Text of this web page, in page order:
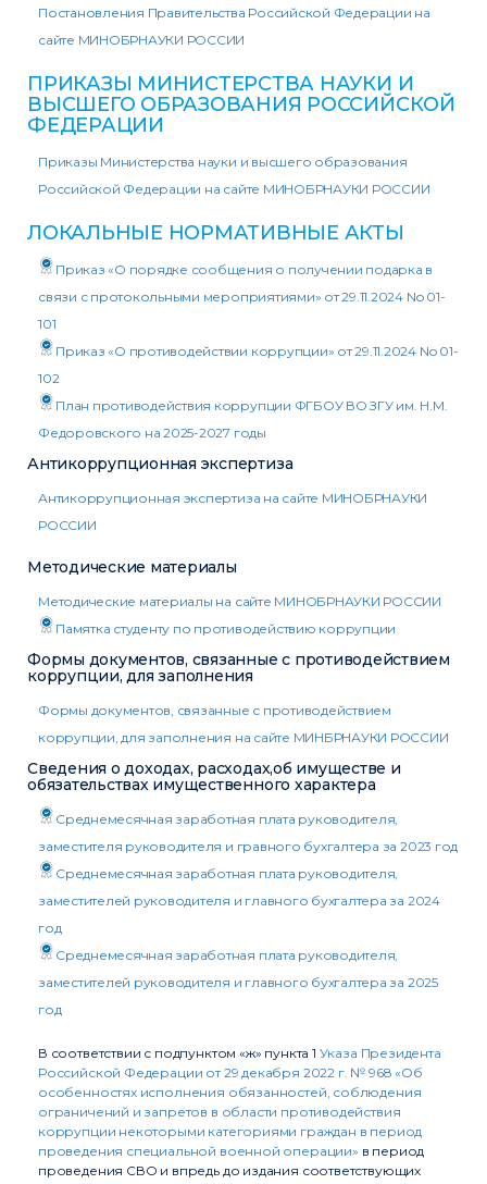
Постановления Правительства Российской Федерации на
сайте МИНОБРНАУКИ РОССИИ
ПРИКАЗЫ МИНИСТЕРСТВА НАУКИ И
ВЫСШЕГО ОБРАЗОВАНИЯ РОССИЙСКОЙ
ФЕДЕРАЦИИ
Приказы Министерства науки и высшего образования
Российской Федерации на сайте МИНОБРНАУКИ РОССИИ
ЛОКАЛЬНЫЕ НОРМАТИВНЫЕ АКТЫ
Приказ «О порядке сообщения о получении подарка в
связи с протокольными мероприятиями» от 29.11.2024 No 01-
101
Приказ «О противодействии коррупции» от 29.11.2024 No 01-
102
План противодействия коррупции ФГБОУ ВО ЗГУ им. Н.М.
Федоровского на 2025-2027 годы
Антикоррупционная экспертиза
Антикоррупционная экспертиза на сайте МИНОБРНАУКИ
РОССИИ
Методические материалы
Методические материалы на сайте МИНОБРНАУКИ РОССИИ
Памятка студенту по противодействию коррупции
Формы документов, связанные с противодействием
коррупции, для заполнения
Формы документов, связанные с противодействием
коррупции, для заполнения на сайте МИНБРНАУКИ РОССИИ
Сведения о доходах, расходах,об имуществе и
обязательствах имущественного характера
Среднемесячная заработная плата руководителя,
заместителя руководителя и гравного бухгалтера за 2023 год
Среднемесячная заработная плата руководителя,
заместителей руководителя и главного бухгалтера за 2024
год
Среднемесячная заработная плата руководителя,
заместителей руководителя и главного бухгалтера за 2025
год
В соответствии с подпунктом «ж» пункта 1 Указа Президента
Российской Федерации от 29 декабря 2022 г. № 968 «Об
особенностях исполнения обязанностей, соблюдения
ограничений и запретов в области противодействия
коррупции некоторыми категориями граждан в период
проведения специальной военной операции» в период
проведения СВО и впредь до издания соответствующих